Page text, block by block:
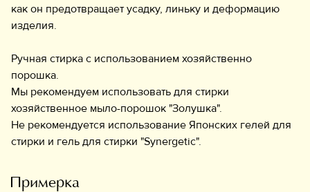
как он предотвращает усадку, линьку и деформацию
изделия.
Ручная стирка с использованием хозяйственно
порошка.
Мы рекомендуем использовать для стирки
хозяйственное мыло-порошок "Золушка".
Не рекомендуется использование Японских гелей для
стирки и гель для стирки "Synergetic".
Примерка